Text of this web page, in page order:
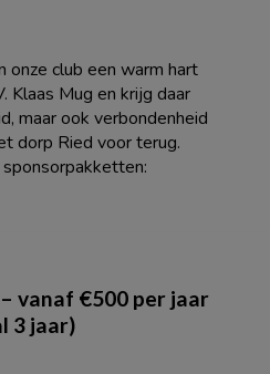
club een warm hart
Klaas Mug en krijg daar
maar ook verbondenheid
dorp Ried voor terug.
vanaf €500 per jaar
3 jaar)